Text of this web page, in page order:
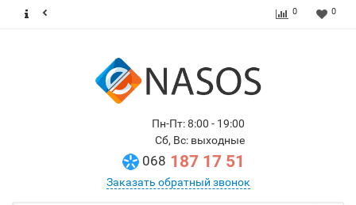
0 0
Пн-Пт: 8:00 - 19:00
Сб, Вс: выходные
068 187 17 51
Заказать обратный звонок